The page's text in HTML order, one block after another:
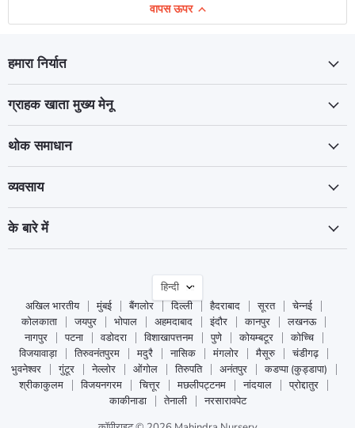
वापस ऊपर
हमारा निर्यात
ग्राहक खाता मुख्य मेनू
थोक समाधान
व्यवसाय
के बारे में
भाषा
हिन्दी
अखिल भारतीय
मुंबई बैंगलोर दिल्ली हैदराबाद सूरत
चेन्नई
कोलकाता
जयपुर भोपाल अहमदाबाद इंदौर कानपुर
लखनऊ
नागपुर
पटना वडोदरा विशाखापत्तनम पुणे कोयम्बटूर
कोच्चि
विजयावाड़ा
तिरुवनंतपुरम मदुरै नासिक मंगलोर मैसूरु
चंडीगढ़
भुवनेश्वर
गुंटूर नेल्लोर ओंगोल तिरुपति अनंतपुर
कडप्पा (कुड्डापा)
श्रीकाकुलम
विजयनगरम चित्तूर मछलीपट्टनम नांदयाल
प्रोद्दातुर
काकीनाडा
तेनाली
नरसारावपेट